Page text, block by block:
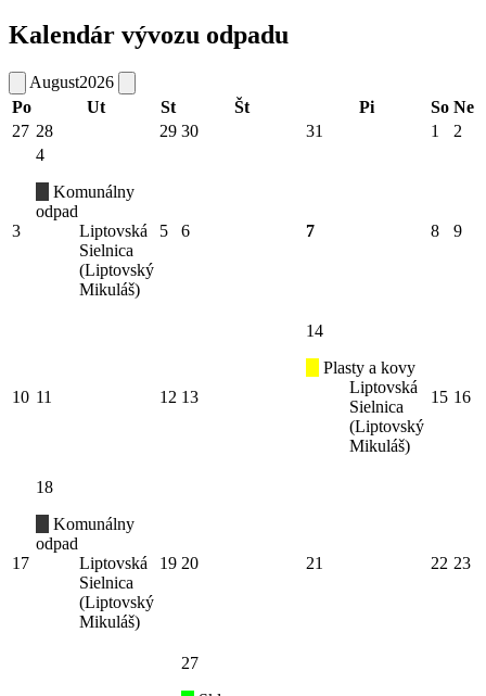
Kalendár vývozu odpadu
August2026
Po
Ut St Št Pi So Ne
27 28 29 30 31 1 2
3
4
Komunálny
odpad
Liptovská
Sielnica
(Liptovský
Mikuláš)
5 6 7 8 9
10 11 12 13
14
Plasty a kovy
Liptovská
Sielnica
(Liptovský
Mikuláš)
15 16
17
18
Komunálny
odpad
Liptovská
Sielnica
(Liptovský
Mikuláš)
19 20 21 22 23
27